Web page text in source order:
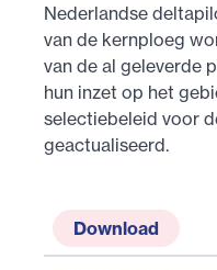
Nederlandse
van de kernploeg
van de al geleverde
hun inzet op het
selectiebeleid voor
geactualiseerd.
Download